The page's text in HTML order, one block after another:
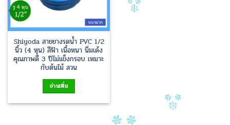
Shiyoda สายยางรดน้ำ PVC 1/2
นิ้ว (4 หุน) สีฟ้า เนื้อหนา นิ่มเด้ง
คุณภาพดี 3 ปีไม่แข็งกรอบ เหมาะ
กับต้นไม้ สวน
อ่านเพิ่ม